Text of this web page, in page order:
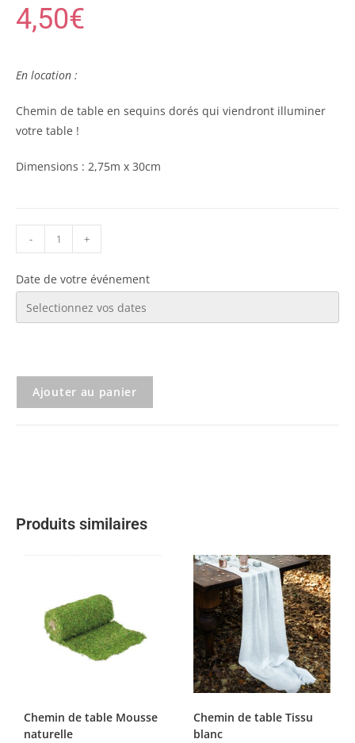
4,50€
En location :
Chemin de table en sequins dorés qui viendront illuminer
votre table !
Dimensions : 2,75m x 30cm
- +
Date de votre événement
Ajouter au panier
Produits similaires
Chemin de table Mousse
naturelle
Chemin de table Tissu
blanc